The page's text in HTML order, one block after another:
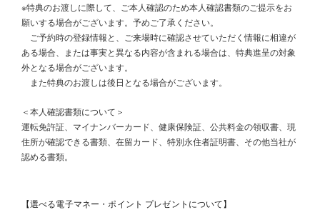
※特典のお渡しに際して、ご本人確認のため本人確認書類のご提示をお
願いする場合がございます。予めご了承ください。
ご予約時の登録情報と、ご来場時に確認させていただく情報に相違が
ある場合、または事実と異なる内容が含まれる場合は、特典進呈の対象
外となる場合がございます。
また特典のお渡しは後日となる場合がございます。
＜本人確認書類について＞
運転免許証、マイナンバーカード、健康保険証、公共料金の領収書、現
住所が確認できる書類、在留カード、特別永住者証明書、その他当社が
認める書類。
【選べる電子マネー・ポイント プレゼントについて】